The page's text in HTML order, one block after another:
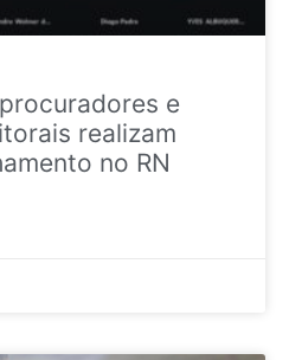
e
realizam
no RN